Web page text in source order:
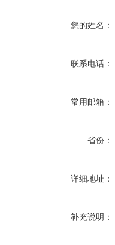
您的姓名：
联系电话：
常用邮箱：
省份：
详细地址：
补充说明：